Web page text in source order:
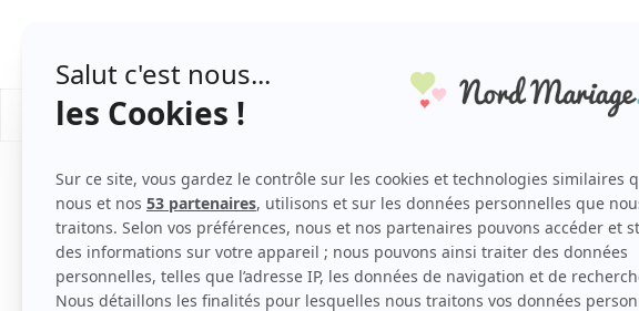
ORGANISATION
Mariage /Les mariés Haute couture
Faisant une entrée triomphale à la fin de la plupart des
même la tenue la plus attendue. Nécessitant des